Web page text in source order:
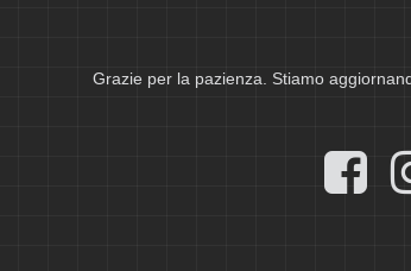
Grazie per la pazienza. Stiamo